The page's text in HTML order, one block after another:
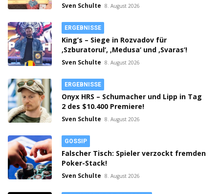
Sven Schulte 8. August 2026
ERGEBNISSE
King’s – Siege in Rozvadov für
‚Szburatorul‘, ‚Medusa‘ und ‚Svaras‘!
Sven Schulte 8. August 2026
ERGEBNISSE
Onyx HRS – Schumacher und Lipp in Tag
2 des $10.400 Premiere!
Sven Schulte 8. August 2026
GOSSIP
Falscher Tisch: Spieler verzockt fremden
Poker-Stack!
Sven Schulte 8. August 2026